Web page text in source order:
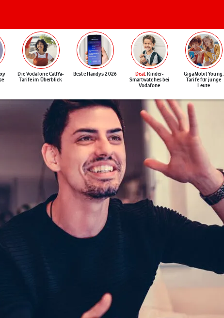
Die Vodafone CallYa-
Tarife im Überblick
Beste Handys 2026 Deal: Kinder-
Smartwatches bei
Vodafone
GigaMobil Young:
Tarife für junge
Leute